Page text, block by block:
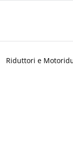
Riduttori e